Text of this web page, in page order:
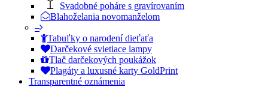
Svadobné poháre s gravírovaním
Blahoželania novomanželom
–
Tabuľky o narodení dieťaťa
Darčekové svietiace lampy
Tlač darčekových poukážok
Plagáty a luxusné karty GoldPrint
Transparentné oznámenia